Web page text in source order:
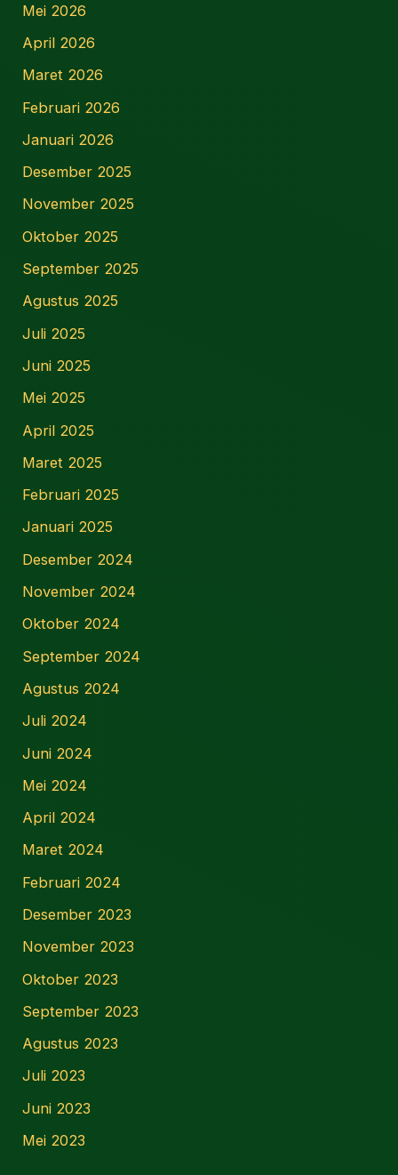
Mei 2026
April 2026
Maret 2026
Februari 2026
Januari 2026
Desember 2025
November 2025
Oktober 2025
September 2025
Agustus 2025
Juli 2025
Juni 2025
Mei 2025
April 2025
Maret 2025
Februari 2025
Januari 2025
Desember 2024
November 2024
Oktober 2024
September 2024
Agustus 2024
Juli 2024
Juni 2024
Mei 2024
April 2024
Maret 2024
Februari 2024
Desember 2023
November 2023
Oktober 2023
September 2023
Agustus 2023
Juli 2023
Juni 2023
Mei 2023